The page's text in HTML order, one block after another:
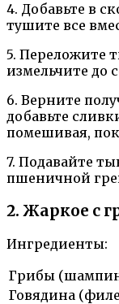
4. Добавьте в
тушите все
5. Переложите
измельчите до
6. Верните
добавьте
помешивая,
7. Подавайте
пшеничной
2. Жаркое с
Ингредиенты:
Грибы
Говядина